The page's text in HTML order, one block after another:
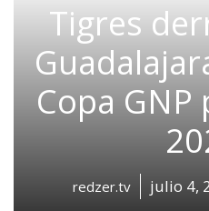
Tigres
Copa
redzer.tv julio 4,